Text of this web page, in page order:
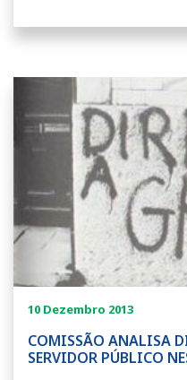
COMISSÃO ANALISA
SERVIDOR PÚBLICO
10 Dezembro 2013